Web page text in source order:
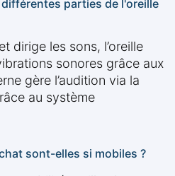
parties de l'oreille
dirige les sons, l’oreille
sonores grâce aux
gère l’audition via la
au système
sont-elles si mobiles ?